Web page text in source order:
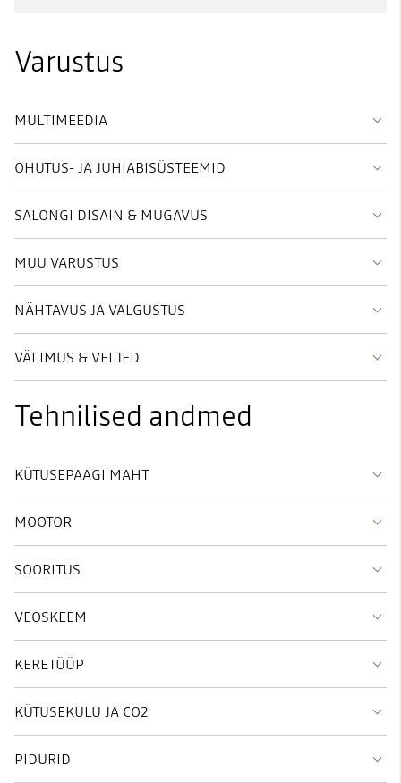
Varustus
MULTIMEEDIA
OHUTUS- JA JUHIABISÜSTEEMID
SALONGI DISAIN & MUGAVUS
MUU VARUSTUS
NÄHTAVUS JA VALGUSTUS
VÄLIMUS & VELJED
Tehnilised andmed
KÜTUSEPAAGI MAHT
MOOTOR
SOORITUS
VEOSKEEM
KERETÜÜP
KÜTUSEKULU JA CO2
PIDURID